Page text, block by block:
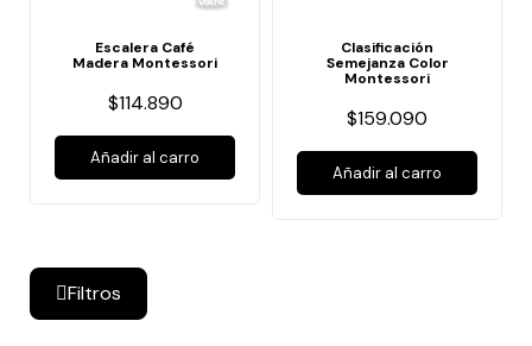
Filtros
Escalera Café
Madera Montessori
$114.890
Añadir al carro
Clasificación
Semejanza Color
Montessori
$159.090
Añadir al carro